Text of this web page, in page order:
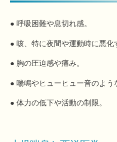
● 呼吸困難や息切れ感。
● 咳、特に夜間や運動時に悪化
● 胸の圧迫感や痛み。
● 喘鳴やヒューヒュー音のよう
● 体力の低下や活動の制限。